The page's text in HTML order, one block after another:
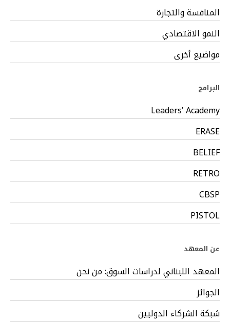
المنافسة والتجارة
النمو الاقتصادي
مواضيع أخرى
البرامج
Leaders’ Academy
ERASE
BELIEF
RETRO
CBSP
PISTOL
عن المعهد
المعهد اللبناني لدراسات السوق: من نحن
الجوائز
شبكة الشركاء الدوليين